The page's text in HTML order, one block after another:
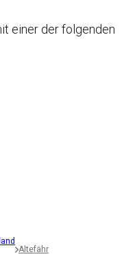
einer der folgenden
Altefähr